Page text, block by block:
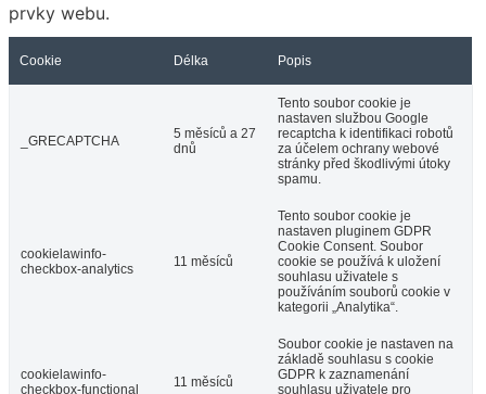
prvky webu.
Cookie Délka Popis
_GRECAPTCHA
5 měsíců a 27
dnů
Tento soubor cookie je
nastaven službou Google
recaptcha k identifikaci robotů
za účelem ochrany webové
stránky před škodlivými útoky
spamu.
cookielawinfo-
checkbox-analytics
11 měsíců
Tento soubor cookie je
nastaven pluginem GDPR
Cookie Consent. Soubor
cookie se používá k uložení
souhlasu uživatele s
používáním souborů cookie v
kategorii „Analytika“.
cookielawinfo-
checkbox-functional
11 měsíců
Soubor cookie je nastaven na
základě souhlasu s cookie
GDPR k zaznamenání
souhlasu uživatele pro